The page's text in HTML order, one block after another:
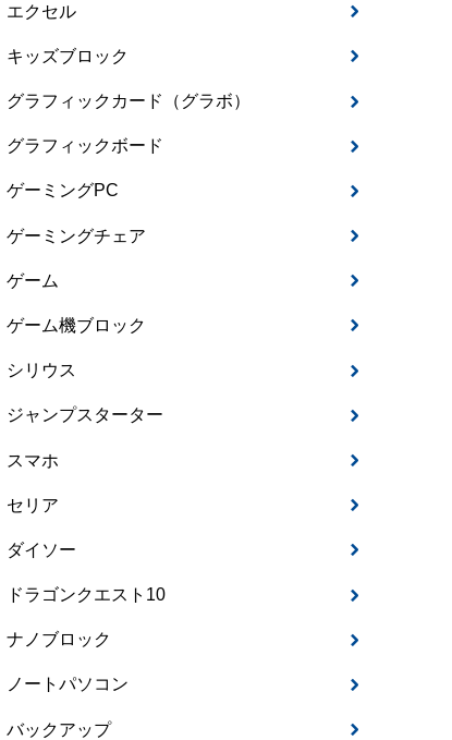
エクセル
キッズブロック
グラフィックカード（グラボ）
グラフィックボード
ゲーミングPC
ゲーミングチェア
ゲーム
ゲーム機ブロック
シリウス
ジャンプスターター
スマホ
セリア
ダイソー
ドラゴンクエスト10
ナノブロック
ノートパソコン
バックアップ